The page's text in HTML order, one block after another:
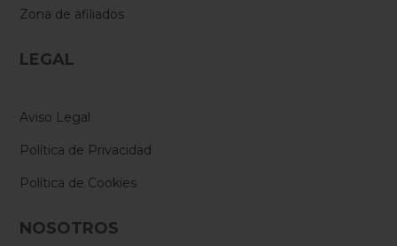
Zona de afiliados
LEGAL
Aviso Legal
Política de Privacidad
Política de Cookies
NOSOTROS